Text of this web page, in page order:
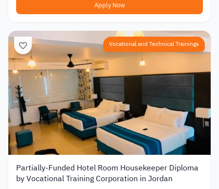
Apply Now
Vocational and Technical Trainings
Partially-Funded Hotel Room Housekeeper Diploma
by Vocational Training Corporation in Jordan